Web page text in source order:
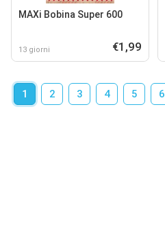
MAXi Bobina Super 600
13 giorni €1,99
1 2 3 4 5 6